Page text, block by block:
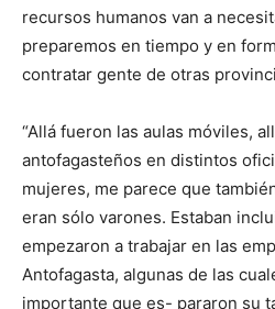
recursos humanos van a
preparemos en tiempo y en
contratar gente de otras
“Allá fueron las aulas móviles,
antofagasteños en distintos
mujeres, me parece que
eran sólo varones. Estaban
empezaron a trabajar en las
Antofagasta, algunas de las
importante que es- pararon su